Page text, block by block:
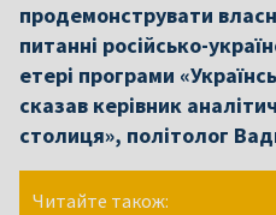
продемонструвати
питанні російсько-
етері програми
сказав керівник
столиця», політолог
Читайте також: